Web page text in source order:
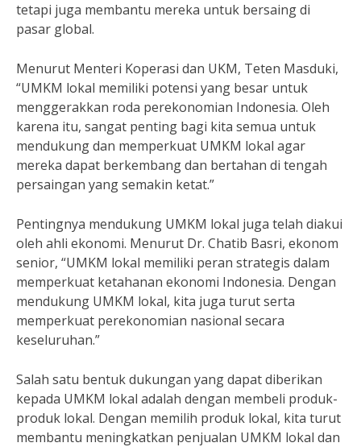
tetapi juga membantu mereka untuk bersaing di
pasar global.
Menurut Menteri Koperasi dan UKM, Teten Masduki,
“UMKM lokal memiliki potensi yang besar untuk
menggerakkan roda perekonomian Indonesia. Oleh
karena itu, sangat penting bagi kita semua untuk
mendukung dan memperkuat UMKM lokal agar
mereka dapat berkembang dan bertahan di tengah
persaingan yang semakin ketat.”
Pentingnya mendukung UMKM lokal juga telah diakui
oleh ahli ekonomi. Menurut Dr. Chatib Basri, ekonom
senior, “UMKM lokal memiliki peran strategis dalam
memperkuat ketahanan ekonomi Indonesia. Dengan
mendukung UMKM lokal, kita juga turut serta
memperkuat perekonomian nasional secara
keseluruhan.”
Salah satu bentuk dukungan yang dapat diberikan
kepada UMKM lokal adalah dengan membeli produk-
produk lokal. Dengan memilih produk lokal, kita turut
membantu meningkatkan penjualan UMKM lokal dan